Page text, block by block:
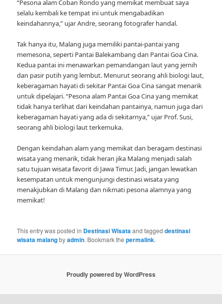
“Pesona alam Coban Rondo yang memikat membuat saya
selalu kembali ke tempat ini untuk mengabadikan
keindahannya,” ujar Andre, seorang fotografer handal.
Tak hanya itu, Malang juga memiliki pantai-pantai yang
memesona, seperti Pantai Balekambang dan Pantai Goa Cina.
Kedua pantai ini menawarkan pemandangan laut yang jernih
dan pasir putih yang lembut. Menurut seorang ahli biologi laut,
keberagaman hayati di sekitar Pantai Goa Cina sangat menarik
untuk dipelajari. “Pesona alam Pantai Goa Cina yang memikat
tidak hanya terlihat dari keindahan pantainya, namun juga dari
keberagaman hayati yang ada di sekitarnya,” ujar Prof. Susi,
seorang ahli biologi laut terkemuka.
Dengan keindahan alam yang memikat dan beragam destinasi
wisata yang menarik, tidak heran jika Malang menjadi salah
satu tujuan wisata favorit di Jawa Timur. Jadi, jangan lewatkan
kesempatan untuk mengunjungi destinasi wisata yang
menakjubkan di Malang dan nikmati pesona alamnya yang
memikat!
This entry was posted in Destinasi Wisataand taggeddestinasi
wisata malangbyadmin. Bookmark thepermalink.
Proudly powered by WordPress